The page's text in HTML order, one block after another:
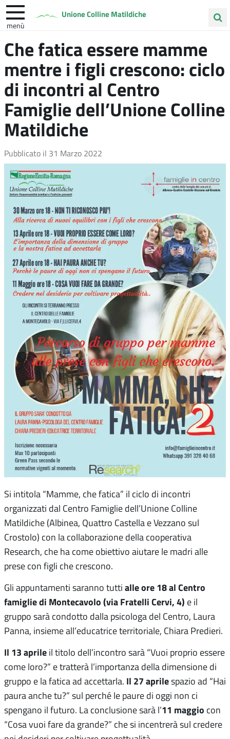
Unione Colline Matildiche
menù
nel
sito
Albinea Quattro Castella
Che fatica essere mamme
mentre i figli crescono: ciclo
di incontri al Centro
Famiglie dell’Unione Colline
Matildiche
Pubblicato il 31 Marzo 2022
Si intitola “Mamme, che fatica” il ciclo di incontri
organizzati dal Centro Famiglie dell’Unione Colline
Matildiche (Albinea, Quattro Castella e Vezzano sul
Crostolo) con la collaborazione della cooperativa
Research, che ha come obiettivo aiutare le madri alle
prese con figli che crescono.
Gli appuntamenti saranno tutti alle ore 18 al Centro
famiglie di Montecavolo (via Fratelli Cervi, 4) e il
gruppo sarà condotto dalla psicologa del Centro, Laura
Panna, insieme all’educatrice territoriale, Chiara Predieri.
Il 13 aprile il titolo dell’incontro sarà “Vuoi proprio essere
come loro?” e tratterà l’importanza della dimensione di
gruppo e la fatica ad accettarla. Il 27 aprilespazio ad “Hai
paura anche tu?” sul perché le paure di oggi non ci
spengano il futuro. La conclusione sarà l’11 maggio con
“Cosa vuoi fare da grande?” che si incentrerà sul credere